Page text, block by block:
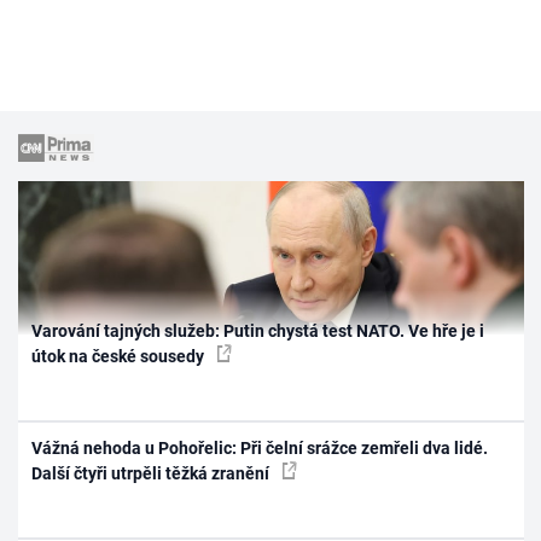
Varování tajných služeb: Putin chystá test NATO. Ve hře je i
útok na české sousedy
Vážná nehoda u Pohořelic: Při čelní srážce zemřeli dva lidé.
Další čtyři utrpěli těžká zranění